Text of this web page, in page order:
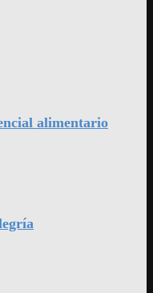
alimentario